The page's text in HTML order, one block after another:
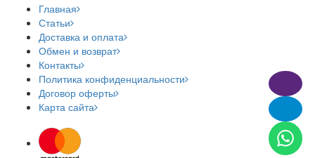
Главная
Статьи
Доставка и оплата
Обмен и возврат
Контакты
Политика конфиденциальности
Договор оферты
Карта сайта